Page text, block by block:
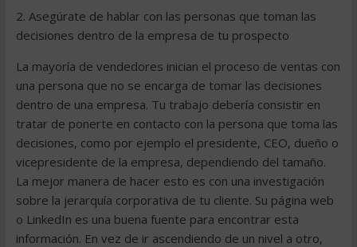
2. Asegúrate de hablar con las personas que toman las
decisiones dentro de la empresa de tu prospecto
La mayoría de vendedores inician el proceso de ventas con
una persona que no se encarga de tomar las decisiones
dentro de una empresa. Tu trabajo debería consistir en
tratar de ponerte en contacto con la persona que toma las
decisiones, como por ejemplo el presidente, CEO, dueño o
vicepresidente de la empresa, dependiendo del tamaño.
La mejor manera de hacer esto es con una investigación
sobre la jerarquía corporativa de tu cliente. Su página web
o LinkedIn es una buena fuente para encontrar esta
información. En vez de ir ascendiendo de un nivel a otro,